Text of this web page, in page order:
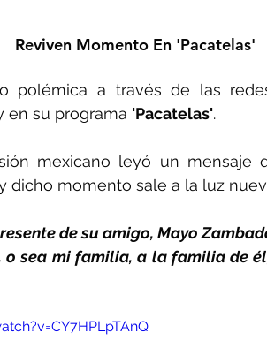
Reviven Momento En 'Pacatelas'
polémica a través de las
en su programa 'Pacatelas'.
mexicano leyó un mensaje
dicho momento sale a la luz
de su amigo, Mayo
o sea mi familia, a la familia de